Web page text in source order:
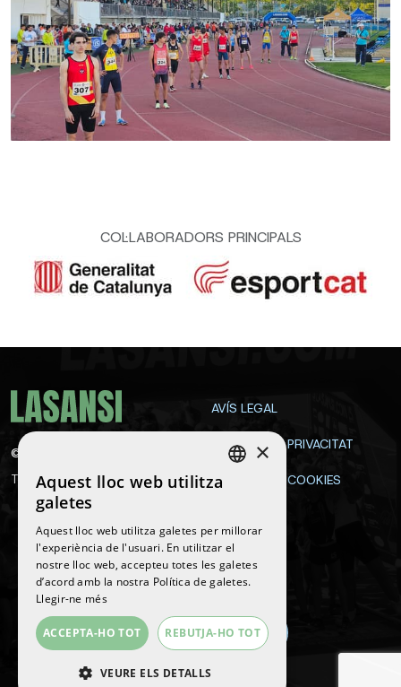
COL·LABORADORS PRINCIPALS
©
Tots els drets reservats
AVÍS LEGAL
POLÍTICA DE PRIVACITAT
POLÍTICA DE COOKIES
Segueix-nos
CATALAN
×
Aquest lloc web utilitza
galetes
Aquest lloc web utilitza galetes per millorar
l'experiència de l'usuari. En utilitzar el
nostre lloc web, accepteu totes les galetes
d’acord amb la nostra Política de galetes.
Llegir-ne més
ACCEPTA-HO TOT REBUTJA-HO TOT
VEURE ELS DETALLS